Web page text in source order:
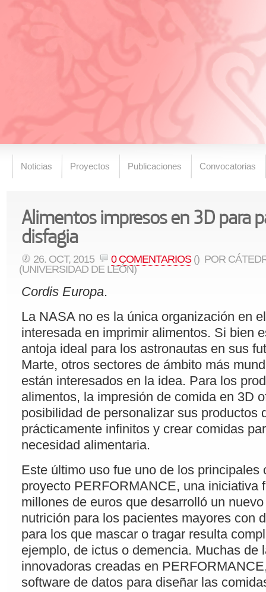
Noticias Proyectos Publicaciones Convocatorias
Alimentos impresos en 3D para
disfagia
26. OCT, 2015 0 COMENTARIOS() POR
(UNIVERSIDAD DE LEÓN)
Cordis Europa.
La NASA no es la única organización en
interesada en imprimir alimentos. Si bien
antoja ideal para los astronautas en sus
Marte, otros sectores de ámbito más
están interesados en la idea. Para los
alimentos, la impresión de comida en 3D
posibilidad de personalizar sus productos
prácticamente infinitos y crear comidas
necesidad alimentaria.
Este último uso fue uno de los principales
proyecto PERFORMANCE, una iniciativa
millones de euros que desarrolló un
nutrición para los pacientes mayores con
para los que mascar o tragar resulta
ejemplo, de ictus o demencia. Muchas de
innovadoras creadas en
software de datos para diseñar las